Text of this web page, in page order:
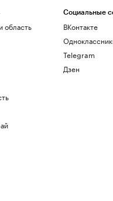
область
Социальные
ВКонтакте
Telegram
Дзен